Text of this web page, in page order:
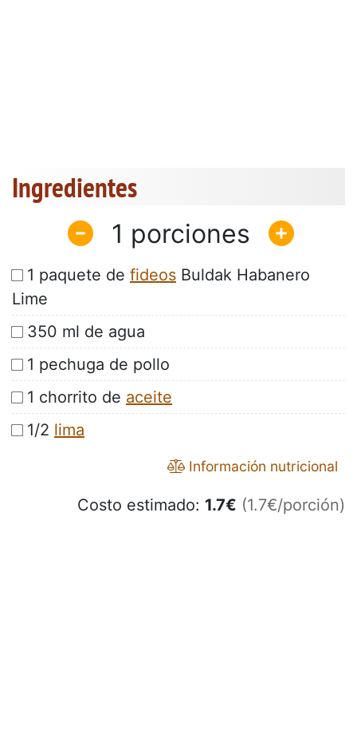
Ingredientes
1
1 paquete de fideos Buldak Habanero
Lime
350 ml de agua
1 pechuga de pollo
1 chorrito de aceite
1/2 lima
Información nutricional
Costo estimado: 1.7€ (1.7€/porción)